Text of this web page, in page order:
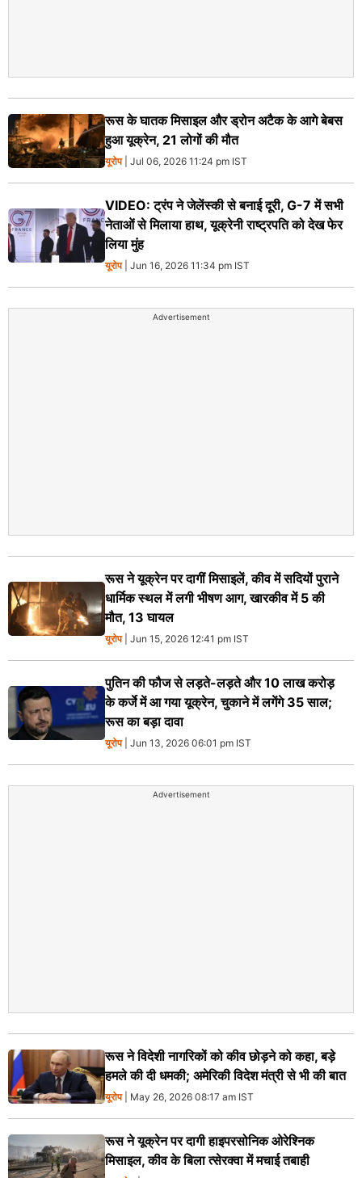
रूस के घातक मिसाइल और ड्रोन अटैक के आगे बेबस
हुआ यूक्रेन, 21 लोगों की मौत
यूरोप| Jul 06, 2026 11:24 pm IST
VIDEO: ट्रंप ने जेलेंस्की से बनाई दूरी, G-7 में सभी
नेताओं से मिलाया हाथ, यूक्रेनी राष्ट्रपति को देख फेर
लिया मुंह
यूरोप| Jun 16, 2026 11:34 pm IST
Advertisement
रूस ने यूक्रेन पर दागीं मिसाइलें, कीव में सदियों पुराने
धार्मिक स्थल में लगी भीषण आग, खारकीव में 5 की
मौत, 13 घायल
यूरोप| Jun 15, 2026 12:41 pm IST
पुतिन की फौज से लड़ते-लड़ते और 10 लाख करोड़
के कर्जे में आ गया यूक्रेन, चुकाने में लगेंगे 35 साल;
रूस का बड़ा दावा
यूरोप| Jun 13, 2026 06:01 pm IST
Advertisement
रूस ने विदेशी नागरिकों को कीव छोड़ने को कहा, बड़े
हमले की दी धमकी; अमेरिकी विदेश मंत्री से भी की बात
यूरोप| May 26, 2026 08:17 am IST
रूस ने यूक्रेन पर दागी हाइपरसोनिक ओरेश्निक
मिसाइल, कीव के बिला त्सेरक्वा में मचाई तबाही